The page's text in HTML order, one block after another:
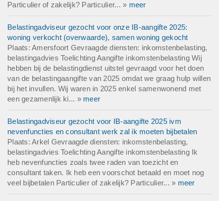
Particulier of zakelijk? Particulier... » meer
Belastingadviseur gezocht voor onze IB-aangifte 2025:
woning verkocht (overwaarde), samen woning gekocht
Plaats: Amersfoort Gevraagde diensten: inkomstenbelasting,
belastingadvies Toelichting Aangifte inkomstenbelasting Wij
hebben bij de belastingdienst uitstel gevraagd voor het doen
van de belastingaangifte van 2025 omdat we graag hulp willen
bij het invullen. Wij waren in 2025 enkel samenwonend met
een gezamenlijk ki... » meer
Belastingadviseur gezocht voor IB-aangifte 2025 ivm
nevenfuncties en consultant werk zal ik moeten bijbetalen
Plaats: Arkel Gevraagde diensten: inkomstenbelasting,
belastingadvies Toelichting Aangifte inkomstenbelasting Ik
heb nevenfuncties zoals twee raden van toezicht en
consultant taken. Ik heb een voorschot betaald en moet nog
veel bijbetalen Particulier of zakelijk? Particulier... » meer